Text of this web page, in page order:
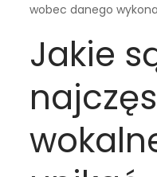
wobec danego
Jakie